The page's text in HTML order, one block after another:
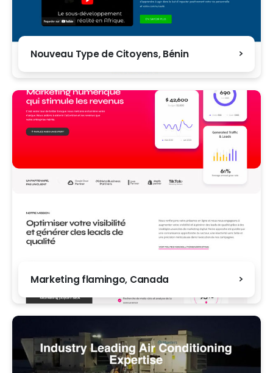
Nouveau Type de Citoyens, Bénin
Marketing flamingo, Canada